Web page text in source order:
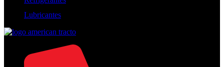
Lubricantes